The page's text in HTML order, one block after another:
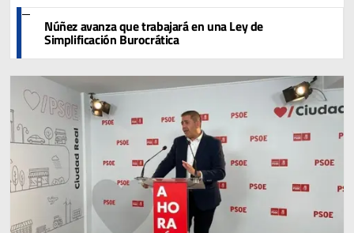
Núñez avanza que trabajará en una Ley de
Simplificación Burocrática